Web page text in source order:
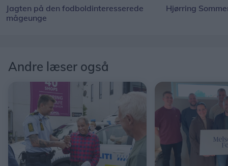
Jagten på den fodboldinteresserede
mågeunge
Hjørring
Andre læser også